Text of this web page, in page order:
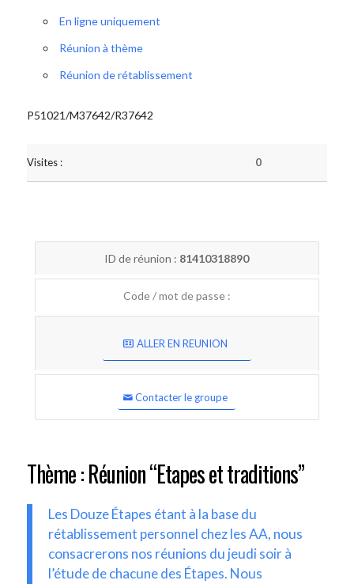
En ligne uniquement
Réunion à thème
Réunion de rétablissement
P51021/M37642/R37642
Visites : 0
ID de réunion : 81410318890
Code / mot de passe :
ALLER EN REUNION
Contacter le groupe
Thème : Réunion “Etapes et traditions”
Les Douze Étapes étant à la base du
rétablissement personnel chez les AA, nous
consacrerons nos réunions du jeudi soir à
l’étude de chacune des Étapes. Nous